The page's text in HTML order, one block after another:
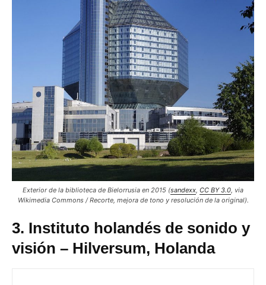
Exterior de la biblioteca de Bielorrusia en 2015 (sandexx CC BY 3.0 , via
Wikimedia Commons / Recorte, mejora de tono y resolución de la original).
3. Instituto holandés de sonido y
visión – Hilversum, Holanda